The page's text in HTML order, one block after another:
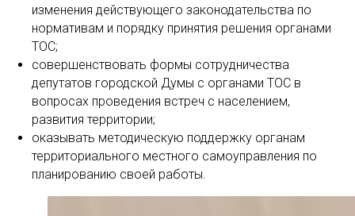
изменения действующего законодательства по
нормативам и порядку принятия решения органами
ТОС;
совершенствовать формы сотрудничества
депутатов городской Думы с органами ТОС в
вопросах проведения встреч с населением,
развития территории;
оказывать методическую поддержку органам
территориального местного самоуправления по
планированию своей работы.